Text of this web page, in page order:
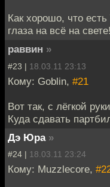
Как хорошо, что
глаза на всё на
раввин »
#23 | 18.03.11 23:13
Кому: Goblin, #21
Вот так, с лёгкой
Куда сдавать
Дэ Юра »
#24 | 18.03.11 23:24
Кому: Muzzlecore,